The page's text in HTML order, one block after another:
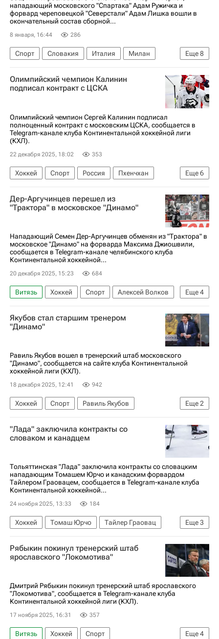
нападающий московского "Спартака" Адам Ружичка и
форвард череповецкой "Северстали" Адам Лишка вошли в
окончательный состав сборной...
8 января, 16:44 286
Еще8
Спорт Словакия Италия
Милан
Мартин Гернат
Марек Гривик
Международная федерация хоккея (IIHF)
Адам Ружичка
Адам Лишка
Петер Цегларик
Северсталь
Олимпийский чемпион Калинин
подписал контракт с ЦСКА
Олимпийский чемпион Сергей Калинин подписал
полноценный контракт с московским ЦСКА, сообщается в
Telegram-канале клуба Континентальной хоккейной лиги
(КХЛ).
22 декабря 2025, 18:02 353
Еще6
Хоккей Спорт Россия
Пхенчхан
Сергей Калинин
ЦСКА
Авангард
СКА (Санкт-Петербург)
КХЛ 2025-2026
Дер-Аргучинцев перешел из
"Трактора" в московское "Динамо"
Нападающий Семен Дер-Аргучинцев обменян из "Трактора" в
московское "Динамо" на форварда Максима Джиошвили,
сообщается в Telegram-канале челябинского клуба
Континентальной хоккейной...
20 декабря 2025, 15:23 684
Еще4
Витязь Хоккей Спорт
Алексей Волков
Трактор
КХЛ 2025-2026
Трансферы
ХК Динамо (Москва)
Якубов стал старшим тренером
"Динамо"
Равиль Якубов вошел в тренерский штаб московского
"Динамо", сообщается на сайте клуба Континентальной
хоккейной лиги (КХЛ).
18 декабря 2025, 12:41 942
Еще2
Хоккей Спорт
Равиль Якубов
ХК Динамо (Москва)
КХЛ 2025-2026
"Лада" заключила контракты со
словаком и канадцем
Тольяттинская "Лада" заключила контракты со словацким
нападающим Томашем Юрчо и канадским форвардом
Тайлером Граовацем, сообщается в Telegram-канале клуба
Континентальной хоккейной...
24 ноября 2025, 13:33 184
Еще3
Хоккей Томаш Юрчо
Тайлер Граовац
Лада
КХЛ 2025-2026 Спорт
Рябыкин покинул тренерский штаб
ярославского "Локомотива"
Дмитрий Рябыкин покинул тренерский штаб ярославского
"Локомотива", сообщается в Telegram-канале клуба
Континентальной хоккейной лиги (КХЛ).
17 ноября 2025, 16:31 357
Еще4
Витязь Хоккей
Спорт